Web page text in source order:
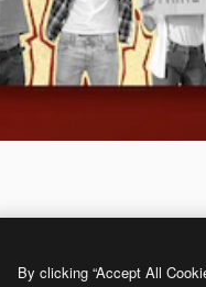
By clicking “Accept All